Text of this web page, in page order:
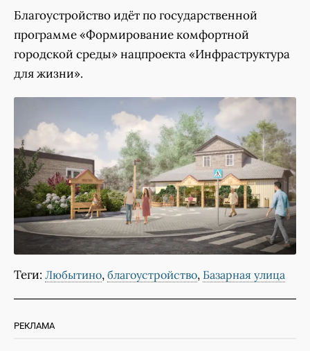
Благоустройство идёт по государственной
программе «Формирование комфортной
городской среды» нацпроекта «Инфраструктура
для жизни».
Теги: Любытино, благоустройство, Базарная улица
РЕКЛАМА